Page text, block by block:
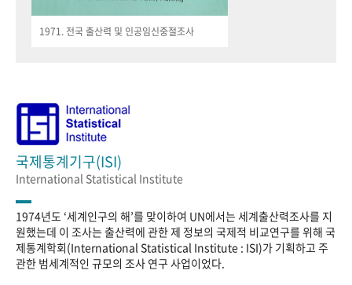
1971. 전국 출산력 및 인공임신중절조사
국제통계기구(ISI)
International Statistical Institute
1974년도 ‘세계인구의 해’를 맞이하여 UN에서는 세계출산력조사를 지
원했는데 이 조사는 출산력에 관한 제 정보의 국제적 비교연구를 위해 국
제통계학회(International Statistical Institute : ISI)가 기획하고 주
관한 범세계적인 규모의 조사 연구 사업이었다.